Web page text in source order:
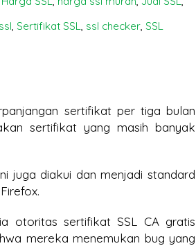
, Sertifikat SSL, ssl checker, SSL
sertifikat per tiga bulan
sertifikat yang masih banyak
juga diakui dan menjadi standard
otoritas sertifikat SSL CA gratis
mereka menemukan bug yang
Bisa Lumpuh Tanpanya?